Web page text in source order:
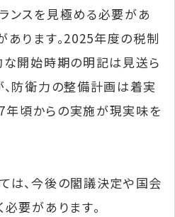
ンスを見極める必要があ
ります。2025年度の税制
な開始時期の明記は見送ら
防衛力の整備計画は着実
年頃からの実施が現実味を
は、今後の閣議決定や国会
要があります。